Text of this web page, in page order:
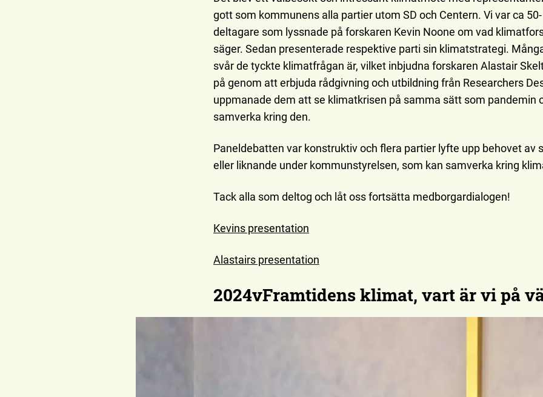
gott som kommunens alla partier utom SD och Centern. Vi var ca
deltagare som lyssnade på forskaren Kevin Noone om vad
säger. Sedan presenterade respektive parti sin klimatstrategi.
svår de tyckte klimatfrågan är, vilket inbjudna forskaren Alastair
på genom att erbjuda rådgivning och utbildning från Researchers
uppmanade dem att se klimatkrisen på samma sätt som pandemin
samverka kring den.
Paneldebatten var konstruktiv och flera partier lyfte upp behovet av
eller liknande under kommunstyrelsen, som kan samverka kring
Tack alla som deltog och låt oss fortsätta medborgardialogen!
Kevins presentation
Alastairs presentation
2024vFramtidens klimat, vart är vi på